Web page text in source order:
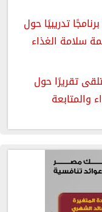
تدريبيًا حول
سلامة الغذاء
تقريرًا حول
والمتابعة